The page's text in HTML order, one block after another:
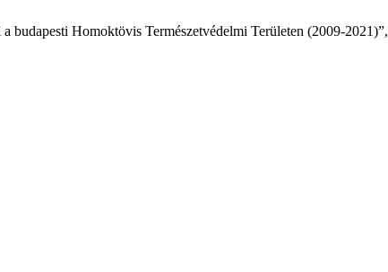
budapesti Homoktövis Természetvédelmi Területen (2009-2021)”,